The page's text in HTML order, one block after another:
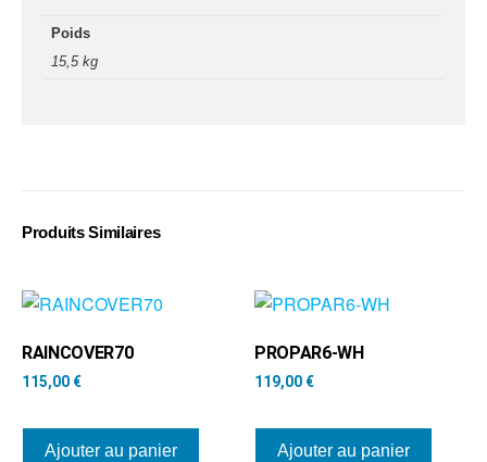
Poids
15,5 kg
Produits Similaires
RAINCOVER70
115,00 €
Ajouter au panier
PROPAR6-WH
119,00 €
Ajouter au panier